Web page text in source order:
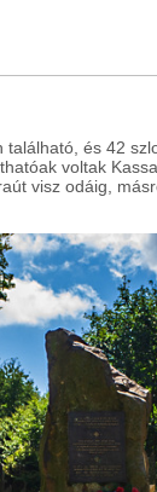
és 42
voltak
visz odáig,